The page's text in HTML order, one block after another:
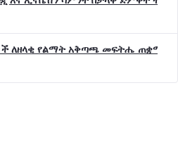
ለዘላቂ የልማት አቅጣጫ መፍትሔ ጠቋሚ